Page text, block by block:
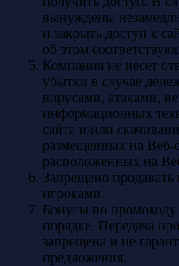
вынуждены
и закрыть доступ к
об этом
Компания не несет
убытки в случае
вирусами, атаками,
информационных
сайта и/или
размещенных на
расположенных на
Запрещено продавать
игроками.
Бонусы по
порядке. Передача
запрещена и не
предложения.